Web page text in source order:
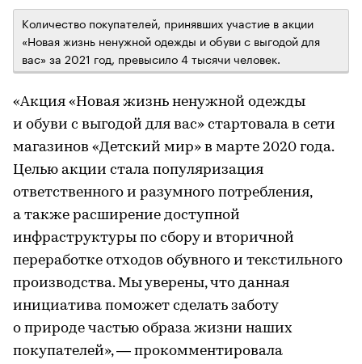
Количество покупателей, принявших участие в акции
«Новая жизнь ненужной одежды и обуви с выгодой для
вас» за 2021 год, превысило 4 тысячи человек.
«Акция «Новая жизнь ненужной одежды
и обуви с выгодой для вас» стартовала в сети
магазинов «Детский мир» в марте 2020 года.
Целью акции стала популяризация
ответственного и разумного потребления,
а также расширение доступной
инфраструктуры по сбору и вторичной
переработке отходов обувного и текстильного
производства. Мы уверены, что данная
инициатива поможет сделать заботу
о природе частью образа жизни наших
покупателей», — прокомментировала